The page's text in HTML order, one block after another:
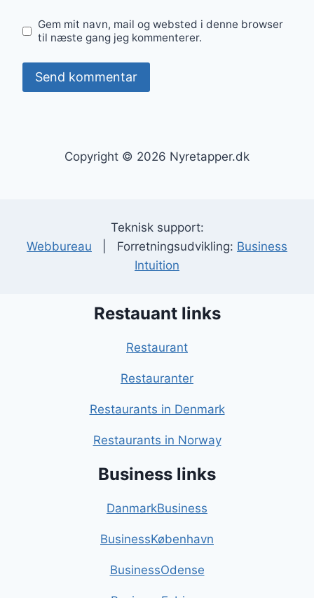
Gem mit navn, mail og websted i denne browser
til næste gang jeg kommenterer.
Copyright © 2026 Nyretapper.dk
Teknisk support:
Webbureau | Forretningsudvikling: Business
Intuition
Restauant links
Restaurant
Restauranter
Restaurants in Denmark
Restaurants in Norway
Business links
DanmarkBusiness
BusinessKøbenhavn
BusinessOdense